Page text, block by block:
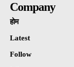
Company
होम
Latest
Follow